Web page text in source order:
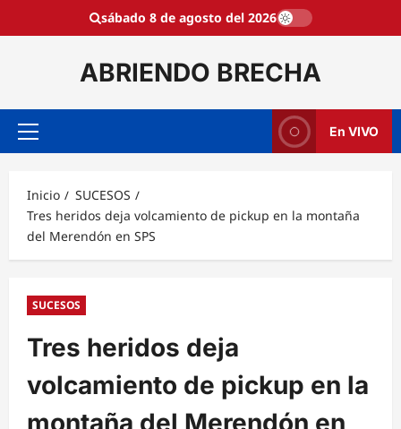
sábado 8 de agosto del 2026
ABRIENDO BRECHA
Menú
En VIVO
Inicio
SUCESOS
Tres heridos deja volcamiento de pickup en la montaña
del Merendón en SPS
SUCESOS
Tres heridos deja
volcamiento de pickup en la
montaña del Merendón en